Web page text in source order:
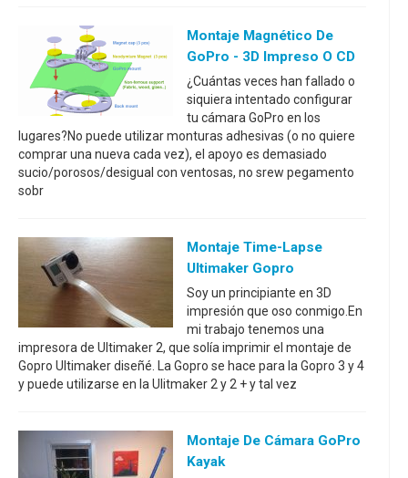
Montaje Magnético De
GoPro - 3D Impreso O CD
¿Cuántas veces han fallado o
siquiera intentado configurar
tu cámara GoPro en los
lugares?No puede utilizar monturas adhesivas (o no quiere
comprar una nueva cada vez), el apoyo es demasiado
sucio/porosos/desigual con ventosas, no srew pegamento
sobr
Montaje Time-Lapse
Ultimaker Gopro
Soy un principiante en 3D
impresión que oso conmigo.En
mi trabajo tenemos una
impresora de Ultimaker 2, que solía imprimir el montaje de
Gopro Ultimaker diseñé. La Gopro se hace para la Gopro 3 y 4
y puede utilizarse en la Ulitmaker 2 y 2 + y tal vez
Montaje De Cámara GoPro
Kayak